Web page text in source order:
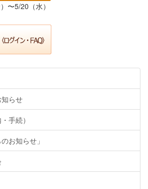
〜5/20（水）
らせ
手続）
お知らせ」